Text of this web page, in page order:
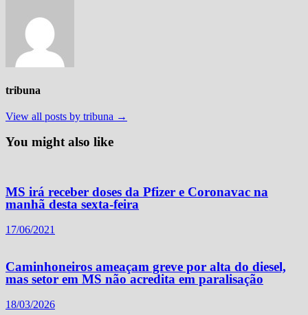
tribuna
View all posts by tribuna →
You might also like
MS irá receber doses da Pfizer e Coronavac na
manhã desta sexta-feira
17/06/2021
Caminhoneiros ameaçam greve por alta do diesel,
mas setor em MS não acredita em paralisação
18/03/2026